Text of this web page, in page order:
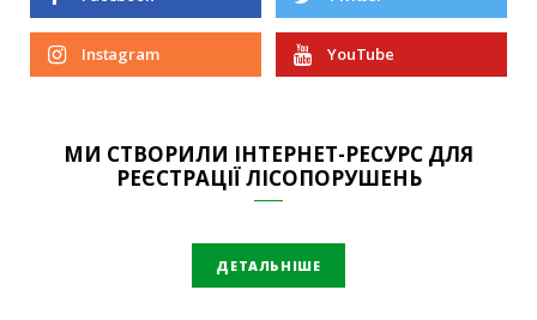
Instagram YouTube
МИ СТВОРИЛИ ІНТЕРНЕТ-РЕСУРС ДЛЯ
РЕЄСТРАЦІЇ ЛІСОПОРУШЕНЬ
ДЕТАЛЬНІШЕ